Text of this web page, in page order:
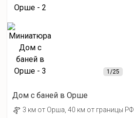
1/25
Дом с баней в Орше
3 км от Орша, 40 км от границы РФ